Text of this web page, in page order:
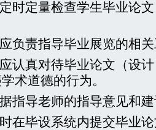
时定量检查学生毕业论
负责指导毕业展览的相
认真对待毕业论文（设
术道德的行为。
指导老师的指导意见和
在毕设系统内提交毕业